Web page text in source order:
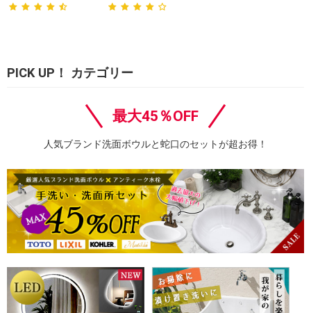
PICK UP！ カテゴリー
最大45％OFF
人気ブランド洗面ボウルと蛇口のセットが超お得！